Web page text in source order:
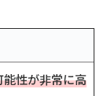
性が非常に高